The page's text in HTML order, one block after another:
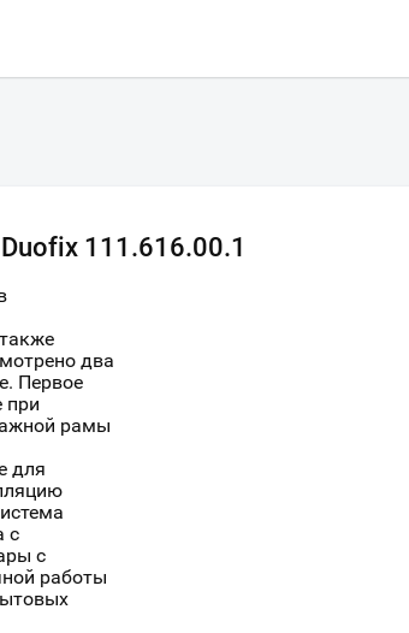
111.616.00.1
два
Первое
при
рамы
для
с
с
работы
Ваш город
верно